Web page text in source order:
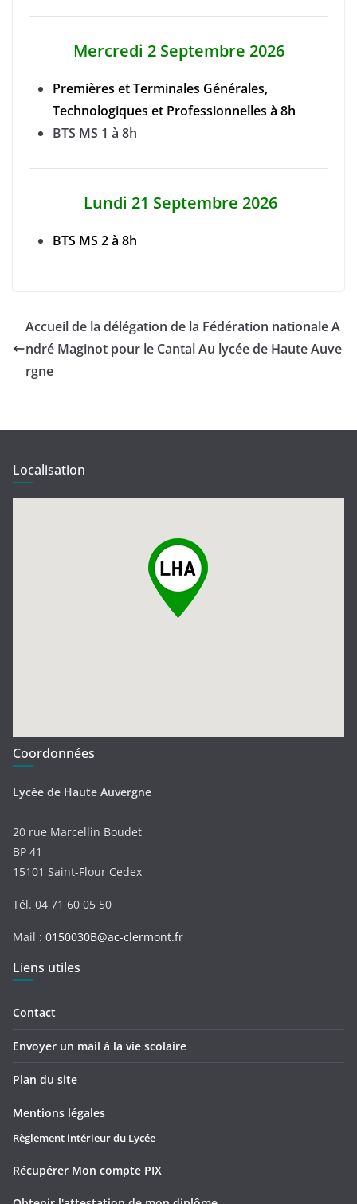
Mercredi 2 Septembre 2026
Premières et Terminales Générales,
Technologiques et Professionnelles à 8h
BTS MS 1 à 8h
Lundi 21 Septembre 2026
BTS MS 2 à 8h
Accueil de la délégation de la Fédération nationale A
ndré Maginot pour le Cantal Au lycée de Haute Auve
rgne
Localisation
Coordonnées
Lycée de Haute Auvergne
20 rue Marcellin Boudet
BP 41
15101 Saint-Flour Cedex
Tél. 04 71 60 05 50
Mail : 0150030B@ac-clermont.fr
Liens utiles
Contact
Envoyer un mail à la vie scolaire
Plan du site
Mentions légales
Règlement intérieur du Lycée
Récupérer Mon compte PIX